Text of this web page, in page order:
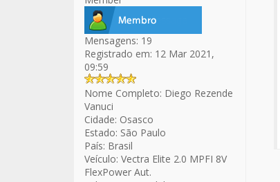
Mensagens: 19
Registrado em: 12 Mar 2021,
09:59
Nome Completo: Diego Rezende
Vanuci
Cidade: Osasco
Estado: São Paulo
País: Brasil
Veículo: Vectra Elite 2.0 MPFI 8V
FlexPower Aut.